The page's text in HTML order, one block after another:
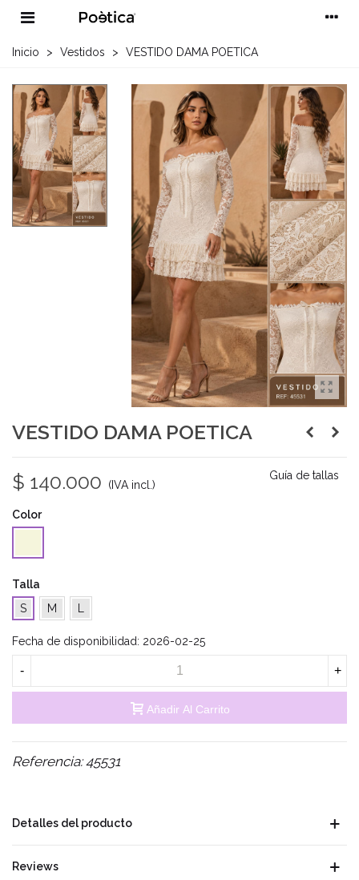
Inicio > Vestidos > VESTIDO DAMA POETICA
VESTIDO DAMA POETICA
$ 140.000 (IVA incl.)
Guía de tallas
Color
Talla
S
M L
Fecha de disponibilidad: 2026-02-25
- +
Añadir Al Carrito
Referencia: 45531
Detalles del producto
Reviews